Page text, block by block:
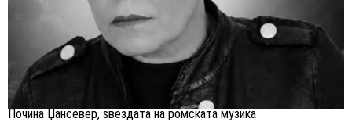
Почина Џансевер, ѕвездата на ромската музика